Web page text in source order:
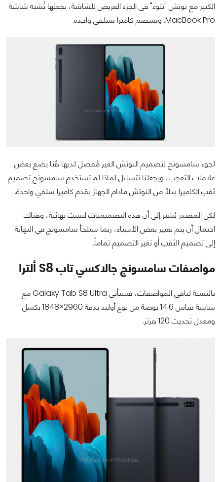
الكبير مع نوتش "نتوء" في الجزء العريض للشاشة، يجعلها تُشبه شاشة
MacBook Pro. وسيضم كاميرا سيلفي واحدة.
لجوء سامسونج لتصميم النوتش الغير مُفضل لديها هٌنا يضع بعض
علامات التعجب، ويجعلنا نتساءل لماذا لم تستخدم سامسونج تصميم
ثقب الكاميرا بدلاً من النوتش مادام الجهاز يقدم كاميرا سلفي واحدة.
لكن المصدر يُشير إلى أن هذه التصميميات ليست نهائية، وهناك
احتمال أن يتم تغيير بعض الأشياء، ربما ستلجأ سامسونج في النهاية
إلى تصميم الثقب أو تغير التصميم تماماً.
مواصفات سامسونج جالاكسي تاب ‏S8‎‏ ألترا
بالنسبة لباقي المواصفات، فسيأتي Galaxy Tab S8 Ultra مع
شاشة قياس 14.6 بوصة من نوع أوليد بدقة 2960×1848 بكسل
ومعدل تحديث 120 هرتز.